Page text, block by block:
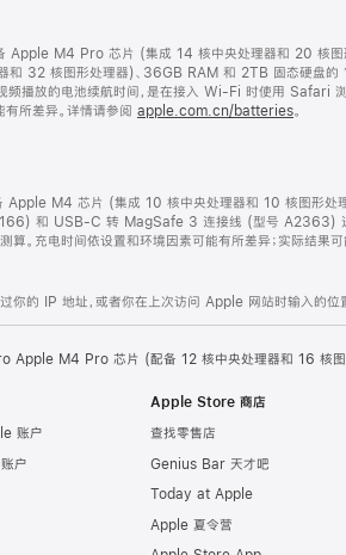
M4 Pro 芯片 (集成 14 核中央处理器和 20 核图
32 核图形处理器)、36GB RAM 和 2TB 固态硬盘的
播放的电池续航时间，是在接入 Wi-Fi 时使用 Safari
所差异。详情请参阅 apple.com.cn/batteries。
M4 芯片 (集成 10 核中央处理器和 10 核图形处
和 USB-C 转 MagSafe 3 连接线 (型号 A2363) 进
。充电时间依设置和环境因素可能有所差异；实际结果可
你的 IP 地址，或者你在上次访问 Apple 网站时输入的位
Apple M4 Pro 芯片 (配备 12 核中央处理器和 16 核图
账户
户
Apple Store 商店
查找零售店
Genius Bar 天才吧
Today at Apple
Apple 夏令营